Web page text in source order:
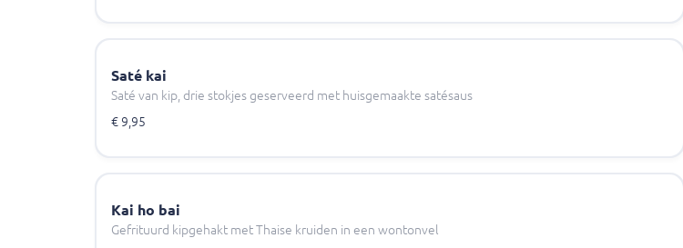
Saté kai
Saté van kip, drie stokjes geserveerd met huisgemaakte satésaus
€ 9,95
Kai ho bai
Gefrituurd kipgehakt met Thaise kruiden in een wontonvel